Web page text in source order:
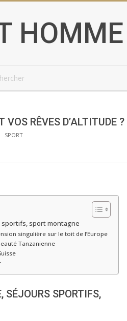
HOMME
VOS RÊVES D’ALTITUDE ?
SPORT
sport montagne
singulière sur le toit de l’Europe
Tanzanienne
SÉJOURS SPORTIFS,